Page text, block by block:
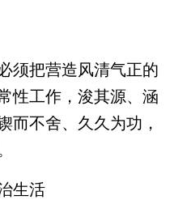
把营造风清气正的
性工作，浚其源、涵
而不舍、久久为功，
生活